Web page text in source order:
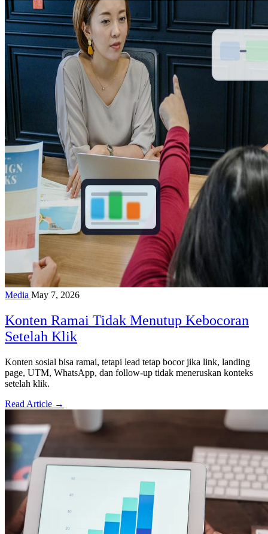
Media May 7, 2026
Konten Ramai Tidak Menutup Kebocoran
Setelah Klik
Konten sosial bisa ramai, tetapi lead tetap bocor jika link, landing
page, UTM, WhatsApp, dan follow-up tidak meneruskan konteks
setelah klik.
Read Article →